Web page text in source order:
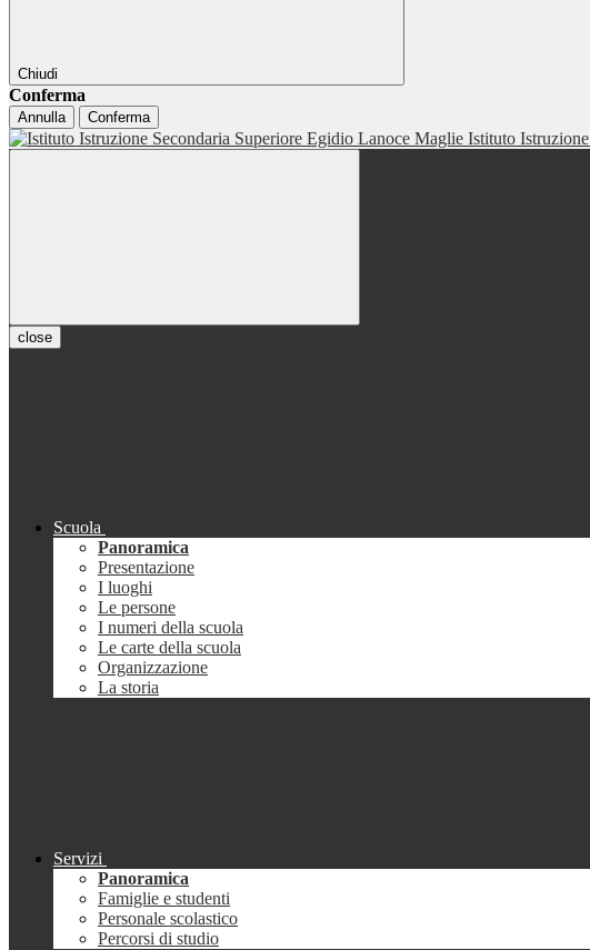
Chiudi
Conferma
Annulla Conferma
Istituto Istruzione
close
Scuola
Panoramica
Presentazione
I luoghi
Le persone
I numeri della scuola
Le carte della scuola
Organizzazione
La storia
Servizi
Panoramica
Famiglie e studenti
Personale scolastico
Percorsi di studio